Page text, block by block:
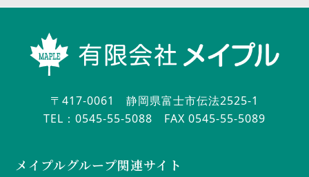
〒417-0061 静岡県富士市伝法2525-1
TEL：0545-55-5088 FAX 0545-55-5089
メイプルグループ関連サイト